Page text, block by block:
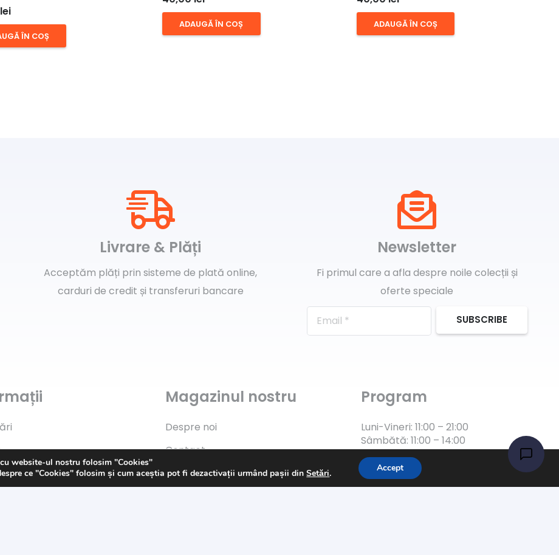
lei
ÎN COȘ
ADAUGĂ ÎN COȘ ADAUGĂ ÎN COȘ
Livrare & Plăți
Acceptăm plăți prin sisteme de plată online,
carduri de credit și transferuri bancare
Newsletter
Fi primul care a afla despre noile colecții și
oferte speciale
SUBSCRIBE
Magazinul nostru
Despre noi
Contact
Politica de „Cookies”
Program
Luni-Vineri: 11:00 – 21:00
Sâmbătă: 11:00 – 14:00
website-ul nostru folosim "Cookies"
ce "Cookies" folosim și cum aceștia pot fi dezactivații urmând pașii dinSetări. Accept